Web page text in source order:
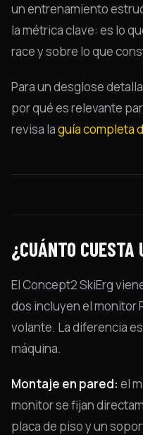
un entrenamiento
la métrica clave: es lo
race y sobre lo que
Para un desglose
por qué es relevante
revisa laguía completa
¿CUÁNTO CUESTA
El Concept2 SkiErg
dos incluyen el monitor
volante. La diferencia
máquina.
Montaje en pared: el
monitor se fijan
placa de piso y un